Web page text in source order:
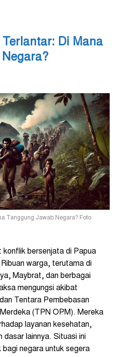
Di Mana
Negara?
Tanggung Jawab Negara? Foto
konflik bersenjata di Papua
warga, terutama di
Maybrat, dan berbagai
mengungsi akibat
Tentara Pembebasan
(TPN OPM). Mereka
layanan kesehatan,
dasar lainnya. Situasi ini
bagi negara untuk segera